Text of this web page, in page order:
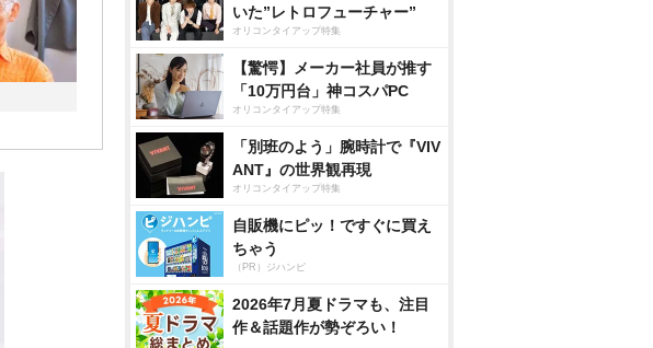
いた”レトロフューチャー”
オリコンタイアップ特集
【驚愕】メーカー社員が推す
「10万円台」神コスパPC
オリコンタイアップ特集
「別班のよう」腕時計で『VIV
ANT』の世界観再現
オリコンタイアップ特集
自販機にピッ！ですぐに買え
ちゃう
（PR）ジハンピ
2026年7月夏ドラマも、注目
作＆話題作が勢ぞろい！